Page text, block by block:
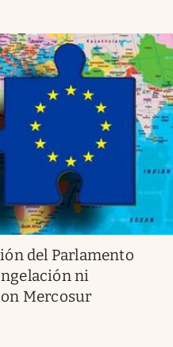
del Parlamento
ni
Mercosur